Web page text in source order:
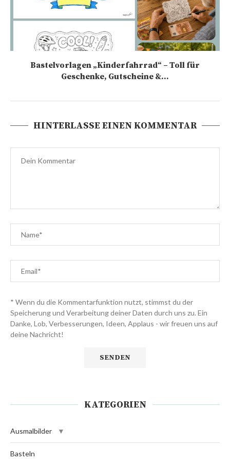
Bastelvorlagen „Kinderfahrrad“ – Toll für
Geschenke, Gutscheine &...
HINTERLASSE EINEN KOMMENTAR
* Wenn du die Kommentarfunktion nutzt, stimmst du der
Speicherung und Verarbeitung deiner Daten durch uns zu. Ein
Danke, Lob, Verbesserungen, Ideen, Applaus - wir freuen uns auf
deine Nachricht!
KATEGORIEN
Ausmalbilder
Basteln